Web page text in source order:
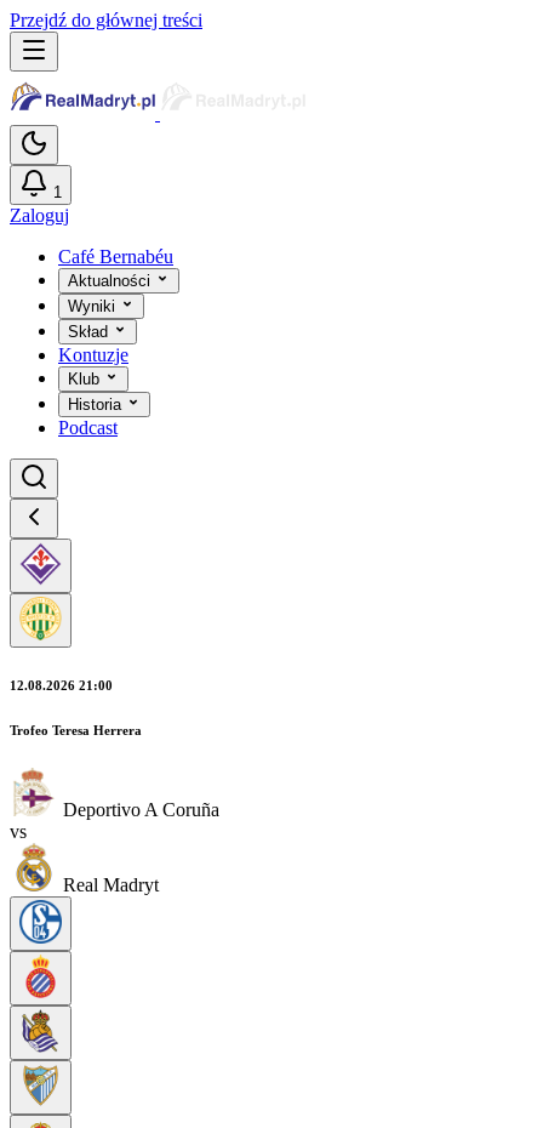
Przejdź do głównej treści
1
Zaloguj
Café Bernabéu
Aktualności
Wyniki
Skład
Kontuzje
Klub
Historia
Podcast
12.08.2026 21:00
Trofeo Teresa Herrera
Deportivo A Coruña
vs
Real Madryt